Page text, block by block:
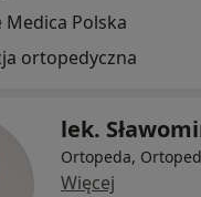
Polska
ortopedyczna
lek.
Ortopeda,
Więcej